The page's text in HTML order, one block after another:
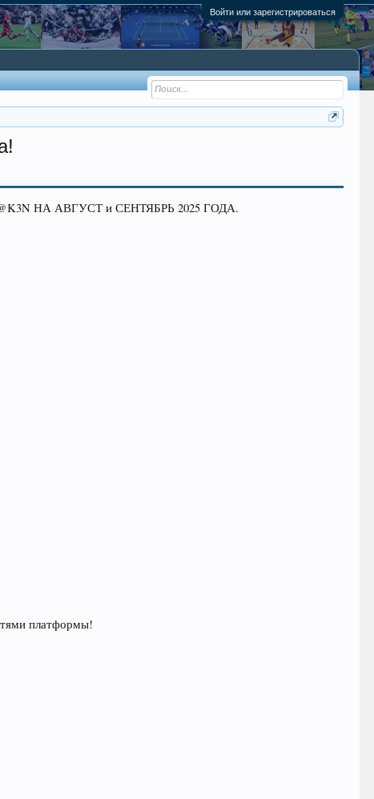
Войти или зарегистрироваться
НА АВГУСТ и СЕНТЯБРЬ 2025 ГОДА.
платформы!